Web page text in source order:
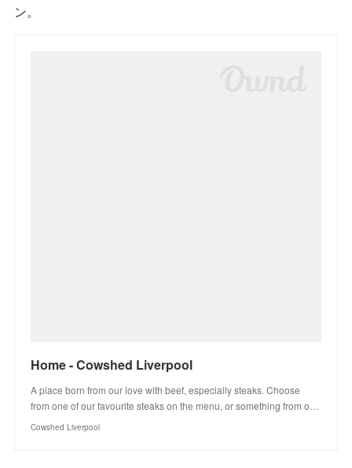
ン。
Home - Cowshed Liverpool
A place born from our love with beef, especially steaks. Choose
from one of our favourite steaks on the menu, or something from o…
Cowshed Liverpool